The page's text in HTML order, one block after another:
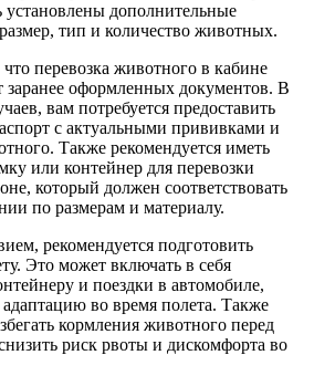
установлены дополнительные
тип и количество животных.
перевозка животного в кабине
заранее оформленных документов. В
вам потребуется предоставить
с актуальными прививками и
Также рекомендуется иметь
или контейнер для перевозки
который должен соответствовать
по размерам и материалу.
рекомендуется подготовить
Это может включать в себя
и поездки в автомобиле,
во время полета. Также
кормления животного перед
риск рвоты и дискомфорта во